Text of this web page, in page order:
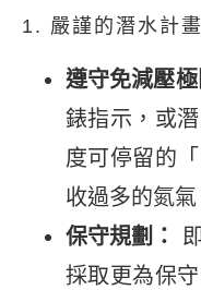
1. 嚴謹的潛水計
遵守免減壓極
錶指示，或
度可停留的
收過多的氮氣
保守規劃：
採取更為保